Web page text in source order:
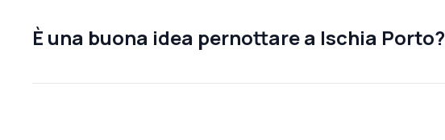
È una buona idea pernottare a Ischia Porto?